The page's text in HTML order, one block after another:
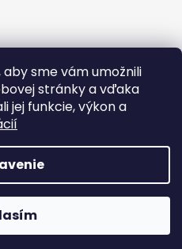
sme vám umožnili
stránky a vďaka
jej funkcie, výkon a
. Všetky práva vyhradené.
cookies